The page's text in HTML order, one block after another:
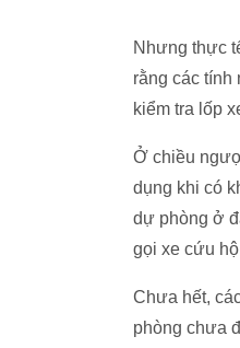
Nhưng thực
rằng các tính
kiểm tra lốp
Ở chiều
dụng khi có
dự phòng ở
gọi xe cứu
Chưa hết,
phòng chưa